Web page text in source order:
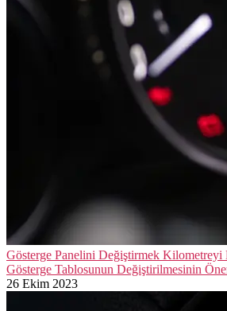
Gösterge Panelini Değiştirmek Kilometreyi
Gösterge Tablosunun Değiştirilmesinin
26 Ekim 2023